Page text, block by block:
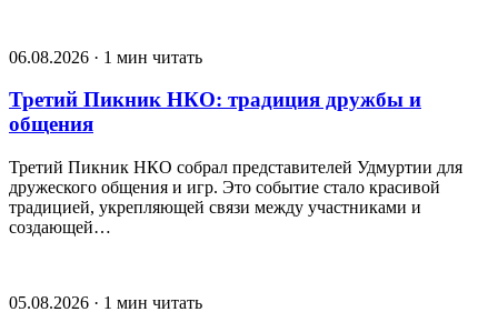
06.08.2026 · 1 мин читать
Третий Пикник НКО: традиция дружбы и
общения
Третий Пикник НКО собрал представителей Удмуртии для
дружеского общения и игр. Это событие стало красивой
традицией, укрепляющей связи между участниками и
создающей…
05.08.2026 · 1 мин читать